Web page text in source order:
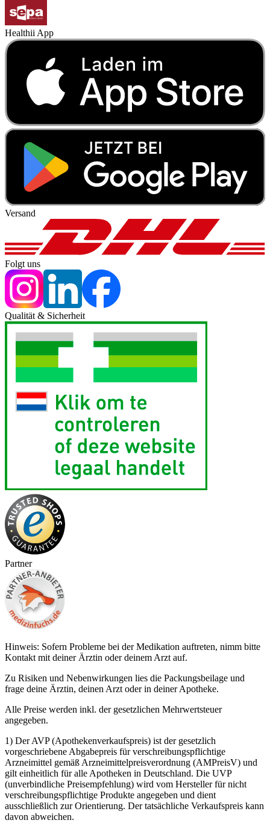
Healthii App
Versand
Folgt uns
Qualität & Sicherheit
Partner
Hinweis: Sofern Probleme bei der Medikation auftreten, nimm bitte
Kontakt mit deiner Ärztin oder deinem Arzt auf.
Zu Risiken und Nebenwirkungen lies die Packungsbeilage und
frage deine Ärztin, deinen Arzt oder in deiner Apotheke.
Alle Preise werden inkl. der gesetzlichen Mehrwertsteuer
angegeben.
1) Der AVP (Apothekenverkaufspreis) ist der gesetzlich
vorgeschriebene Abgabepreis für verschreibungspflichtige
Arzneimittel gemäß Arzneimittelpreisverordnung (AMPreisV) und
gilt einheitlich für alle Apotheken in Deutschland. Die UVP
(unverbindliche Preisempfehlung) wird vom Hersteller für nicht
verschreibungspflichtige Produkte angegeben und dient
ausschließlich zur Orientierung. Der tatsächliche Verkaufspreis kann
davon abweichen.